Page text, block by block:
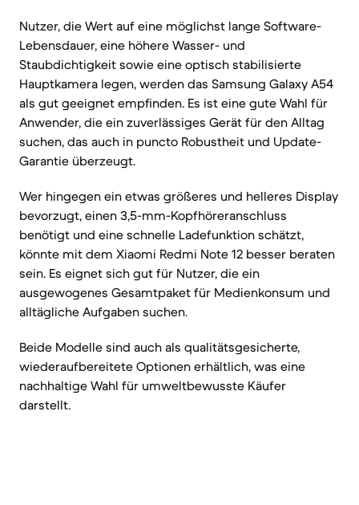
Nutzer, die Wert auf eine möglichst lange Software-
Lebensdauer, eine höhere Wasser- und
Staubdichtigkeit sowie eine optisch stabilisierte
Hauptkamera legen, werden das Samsung Galaxy A54
als gut geeignet empfinden. Es ist eine gute Wahl für
Anwender, die ein zuverlässiges Gerät für den Alltag
suchen, das auch in puncto Robustheit und Update-
Garantie überzeugt.
Wer hingegen ein etwas größeres und helleres Display
bevorzugt, einen 3,5-mm-Kopfhöreranschluss
benötigt und eine schnelle Ladefunktion schätzt,
könnte mit dem Xiaomi Redmi Note 12 besser beraten
sein. Es eignet sich gut für Nutzer, die ein
ausgewogenes Gesamtpaket für Medienkonsum und
alltägliche Aufgaben suchen.
Beide Modelle sind auch als qualitätsgesicherte,
wiederaufbereitete Optionen erhältlich, was eine
nachhaltige Wahl für umweltbewusste Käufer
darstellt.